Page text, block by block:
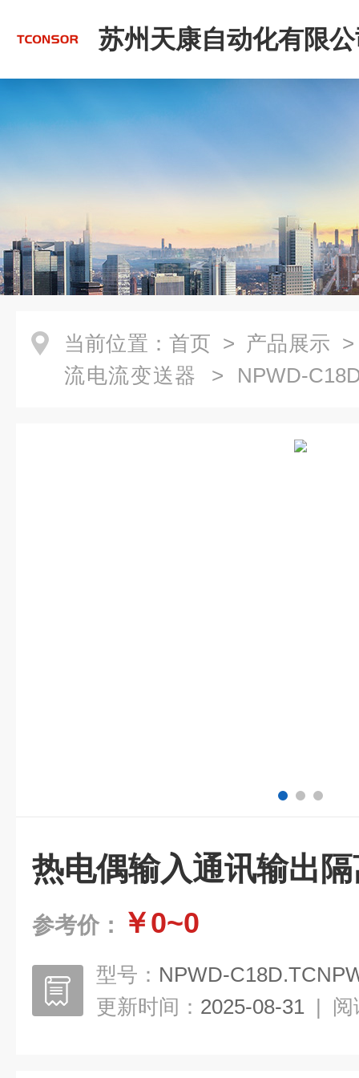
苏州天康自动化有限
当前位置： 首页 > 产品展示
流电流变送器 > NPWD-
热电偶输入通讯输出
参考价： ￥0~0
型号： NPWD-
更新时间： 2025-08-31 | 阅